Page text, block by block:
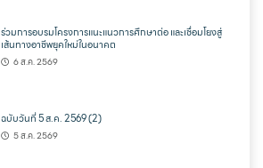
ร่วมการอบรมโครงการแนะแนวการศึกษาต่อ และเชื่อมโยงสู่
เส้นทางอาชีพยุคใหม่ในอนาคต
6 ส.ค. 2569
ฉบับวันที่ 5 ส.ค. 2569 (2)
5 ส.ค. 2569